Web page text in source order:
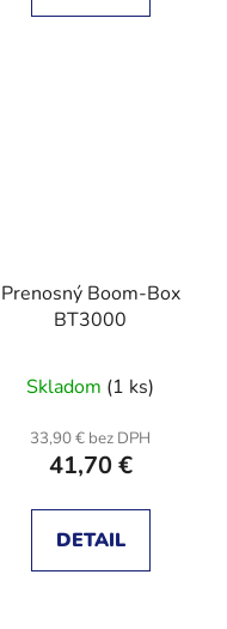
Prenosný Boom-Box
BT3000
Skladom (1 ks)
33,90 € bez DPH
41,70 €
DETAIL